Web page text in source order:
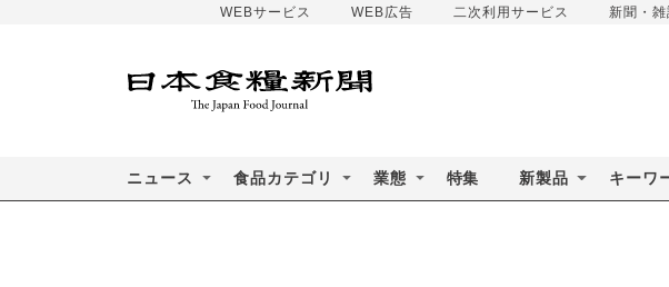
WEBサービス WEB広告 二次利用サービス 新聞・雑
ニュース 食品カテゴリ 業態 特集 新製品 キーワ